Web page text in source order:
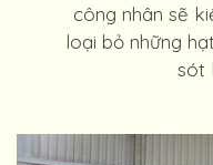
công nhân sẽ
loại bỏ những
sót